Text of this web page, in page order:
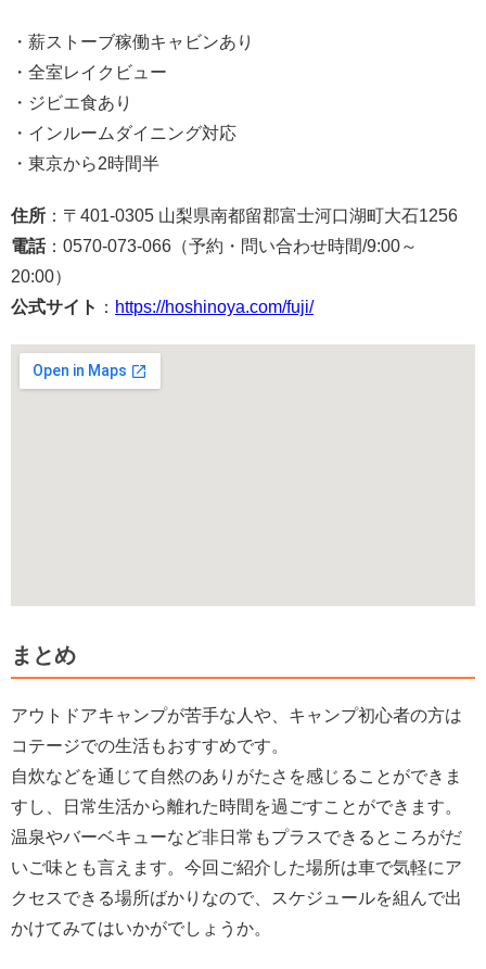
・薪ストーブ稼働キャビンあり
・全室レイクビュー
・ジビエ食あり
・インルームダイニング対応
・東京から2時間半
住所 ：〒401-0305 山梨県南都留郡富士河口湖町大石1256
電話：0570-073-066（予約・問い合わせ時間/9:00～
20:00）
公式サイト ： https://hoshinoya.com/fuji/
まとめ
アウトドアキャンプが苦手な人や、キャンプ初心者の方は
コテージでの生活もおすすめです。
自炊などを通じて自然のありがたさを感じることができま
すし、日常生活から離れた時間を過ごすことができます。
温泉やバーベキューなど非日常もプラスできるところがだ
いご味とも言えます。今回ご紹介した場所は車で気軽にア
クセスできる場所ばかりなので、スケジュールを組んで出
かけてみてはいかがでしょうか。